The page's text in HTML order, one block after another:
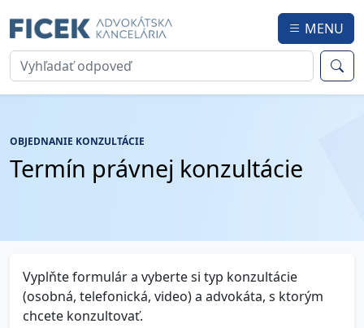
MENU
OBJEDNANIE KONZULTÁCIE
Termín právnej konzultácie
Vyplňte formulár a vyberte si typ konzultácie
(osobná, telefonická, video) a advokáta, s ktorým
chcete konzultovať.